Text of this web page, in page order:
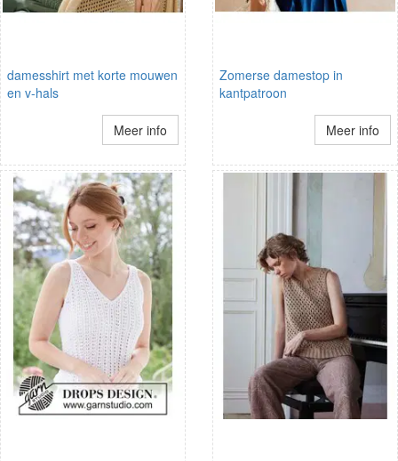
damesshirt met korte mouwen
en v-hals
Meer info
Zomerse damestop in
kantpatroon
Meer info